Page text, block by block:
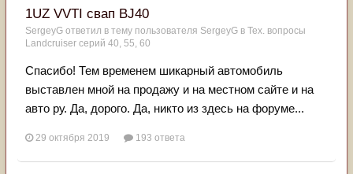
1UZ VVTI свап BJ40
SergeyG ответил в тему пользователя SergeyG в Тех. вопросы
Landcruiser серий 40, 55, 60
Спасибо! Тем временем шикарный автомобиль
выставлен мной на продажу и на местном сайте и на
авто ру. Да, дорого. Да, никто из здесь на форуме...
29 октября 2019 193 ответа